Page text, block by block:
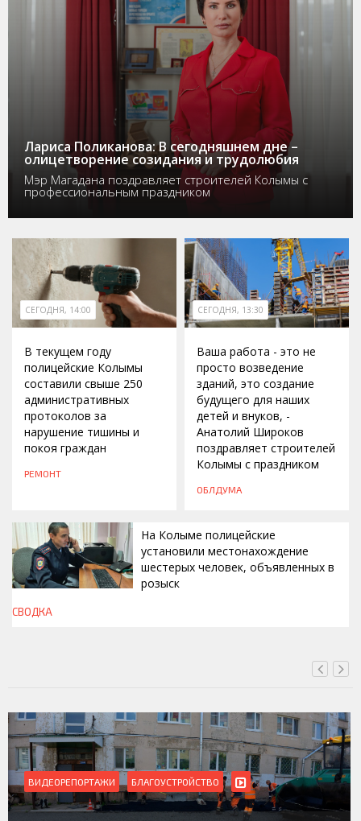
Лариса Поликанова: В сегодняшнем дне –
олицетворение созидания и трудолюбия
Мэр Магадана поздравляет строителей Колымы с
профессиональным праздником
СЕГОДНЯ, 14:00
В текущем году
полицейские Колымы
составили свыше 250
административных
протоколов за
нарушение тишины и
покоя граждан
РЕМОНТ
СЕГОДНЯ, 13:30
Ваша работа - это не
просто возведение
зданий, это создание
будущего для наших
детей и внуков, -
Анатолий Широков
поздравляет строителей
Колымы с праздником
ОБЛДУМА
СЕГОДНЯ, 13:00
На Колыме полицейские
установили местонахождение
шестерых человек, объявленных в
розыск
СВОДКА
ВИДЕОРЕПОРТАЖИ